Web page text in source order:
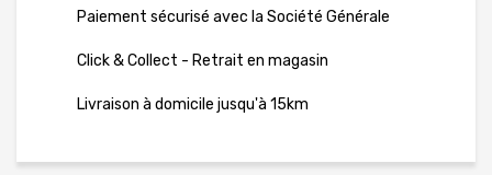
Paiement sécurisé avec la Société Générale
Click & Collect - Retrait en magasin
Livraison à domicile jusqu'à 15km